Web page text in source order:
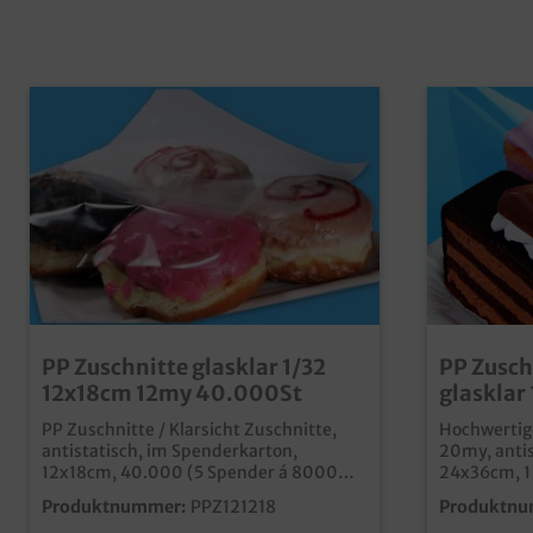
PP Zuschnitte glasklar 1/32
12x18cm 12my 40.000St
PP Zuschnitte / Klarsicht Zuschnitte,
antistatisch, im Spenderkarton,
12x18cm, 40.000 (5 Spender á 8000
Blatt) im Karton ideal zum Abdecken
oder als Zwischenlage für
Produktnummer: PPZ121218
PP
glasklar
20my,
24x36cm, 1
zum
für